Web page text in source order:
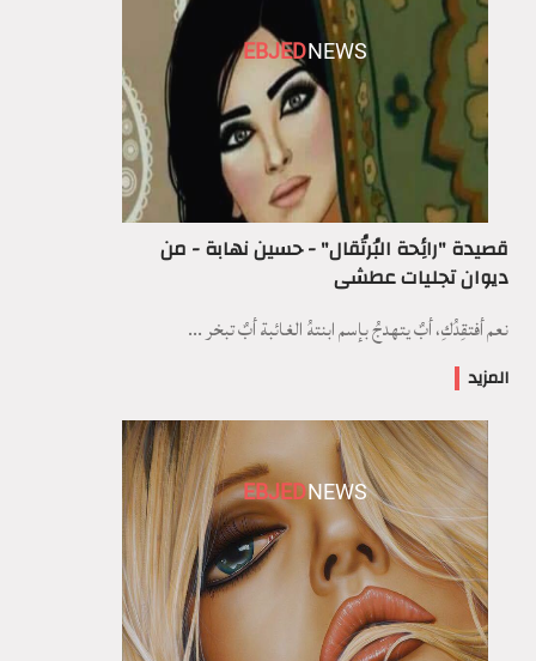
EBJEDNEWS
قصيدة "رائِحة البُرتُقال" - حسين نهابة - من
ديوان تجليات عطشى
نعم أفتقِدُكِ، أبٌ يتهدجُ بإسم ابنتهُ الغائبة أبٌ تبخر ...
المزيد
EBJEDNEWS